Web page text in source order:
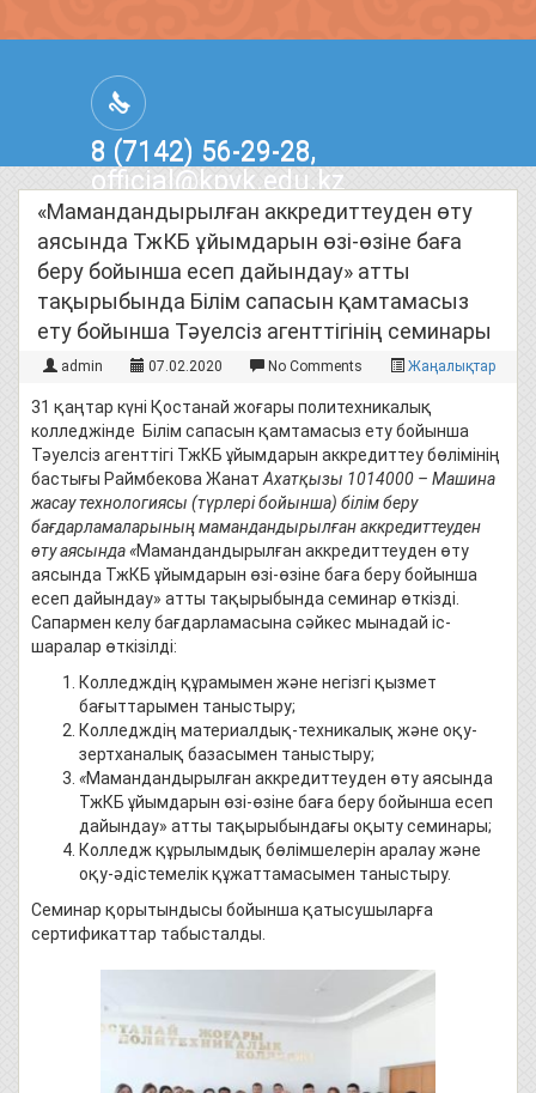
8 (7142) 56-29-28,
official@kpvk.edu.kz
г.Костанай, Проспект Кобыланды
Батыра, 3
«Мамандандырылған аккредиттеуден өту
аясында ТжКБ ұйымдарын өзі-өзіне баға
беру бойынша есеп дайындау» атты
тақырыбында Білім сапасын қамтамасыз
ету бойынша Тәуелсіз агенттігінің семинары
admin 07.02.2020 No Comments Жаңалықтар
31 қаңтар күні Қостанай жоғары политехникалық
колледжінде Білім сапасын қамтамасыз ету бойынша
Тәуелсіз агенттігі ТжКБ ұйымдарын аккредиттеу бөлімінің
бастығы Раймбекова Жанат Ахатқызы 1014000 – Машина
жасау технологиясы (түрлері бойынша) білім беру
бағдарламаларының мамандандырылған аккредиттеуден
өту аясында «Мамандандырылған аккредиттеуден өту
аясында ТжКБ ұйымдарын өзі-өзіне баға беру бойынша
есеп дайындау» атты тақырыбында семинар өткізді.
Сапармен келу бағдарламасына сәйкес мынадай іс-
шаралар өткізілді:
Колледждің құрамымен және негізгі қызмет
бағыттарымен таныстыру;
Колледждің материалдық-техникалық және оқу-
зертханалық базасымен таныстыру;
«Мамандандырылған аккредиттеуден өту аясында
ТжКБ ұйымдарын өзі-өзіне баға беру бойынша есеп
дайындау» атты тақырыбындағы оқыту семинары;
Колледж құрылымдық бөлімшелерін аралау және
оқу-әдістемелік құжаттамасымен таныстыру.
Семинар қорытындысы бойынша қатысушыларға
сертификаттар табысталды.